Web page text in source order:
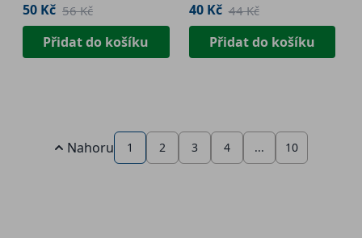
50 Kč 56 Kč
Přidat do košíku
40 Kč 44 Kč
Přidat do košíku
Nahoru 1 2 3 4 ... 10